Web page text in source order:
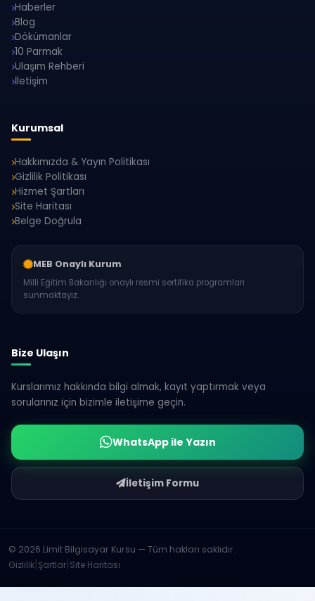
Haberler
Blog
Dökümanlar
10 Parmak
Ulaşım Rehberi
İletişim
Kurumsal
Hakkımızda & Yayın Politikası
Gizlilik Politikası
Hizmet Şartları
Site Haritası
Belge Doğrula
MEB Onaylı Kurum
Milli Eğitim Bakanlığı onaylı resmi sertifika programları
sunmaktayız.
Bize Ulaşın
Kurslarımız hakkında bilgi almak, kayıt yaptırmak veya
sorularınız için bizimle iletişime geçin.
WhatsApp ile Yazın
İletişim Formu
© 2026 Limit Bilgisayar Kursu — Tüm hakları saklıdır.
Gizlilik Şartlar Site Haritası